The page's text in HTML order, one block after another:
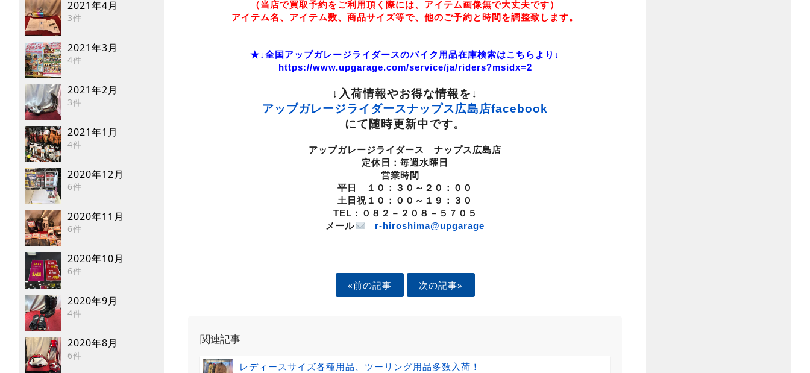
2021年4月
3件
2021年3月
4件
2021年2月
3件
2021年1月
4件
2020年12月
6件
2020年11月
6件
2020年10月
6件
2020年9月
4件
2020年8月
6件
（当店で買取予約をご利用頂く際には、アイテム画像無で大丈夫です）
アイテム名、アイテム数、商品サイズ等で、他のご予約と時間を調整致します。
★↓全国アップガレージライダースのバイク用品在庫検索はこちらより↓
https://www.upgarage.com/service/ja/riders?msidx=2
↓入荷情報やお得な情報を↓
アップガレージライダースナップス広島店facebook
にて随時更新中です。
アップガレージライダース ナップス広島店
定休日：毎週水曜日
営業時間
平日 １０：３０～２０：００
土日祝１０：００～１９：３０
TEL：０８２－２０８－５７０５
メール
r-hiroshima@upgarage
«前の記事 次の記事»
関連記事
レディースサイズ各種用品、ツーリング用品多数入荷！